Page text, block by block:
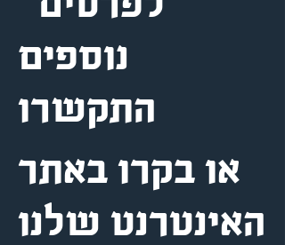
נוספים
התקשרו
או בקרו באתר
האינטרנט שלנו